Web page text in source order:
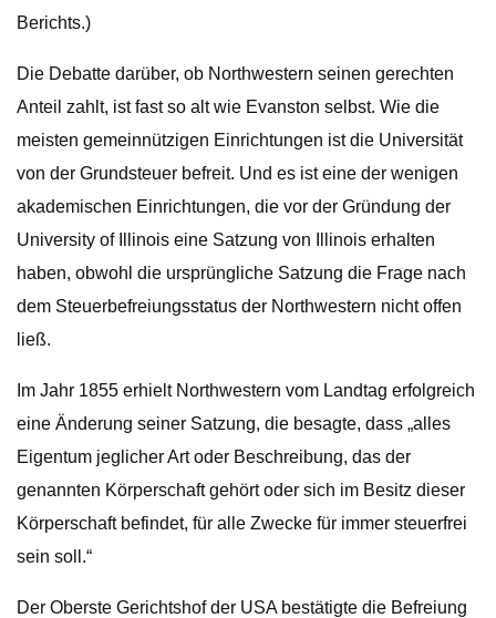
Berichts.)
Die Debatte darüber, ob Northwestern seinen gerechten
Anteil zahlt, ist fast so alt wie Evanston selbst. Wie die
meisten gemeinnützigen Einrichtungen ist die Universität
von der Grundsteuer befreit. Und es ist eine der wenigen
akademischen Einrichtungen, die vor der Gründung der
University of Illinois eine Satzung von Illinois erhalten
haben, obwohl die ursprüngliche Satzung die Frage nach
dem Steuerbefreiungsstatus der Northwestern nicht offen
ließ.
Im Jahr 1855 erhielt Northwestern vom Landtag erfolgreich
eine Änderung seiner Satzung, die besagte, dass „alles
Eigentum jeglicher Art oder Beschreibung, das der
genannten Körperschaft gehört oder sich im Besitz dieser
Körperschaft befindet, für alle Zwecke für immer steuerfrei
sein soll.“
Der Oberste Gerichtshof der USA bestätigte die Befreiung